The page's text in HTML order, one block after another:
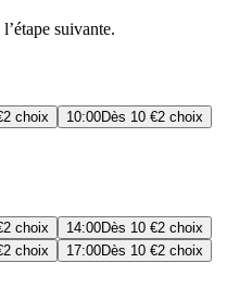
suivante.
2 choix 10:00Dès 10 €2 choix
2 choix 14:00Dès 10 €2 choix
2 choix 17:00Dès 10 €2 choix